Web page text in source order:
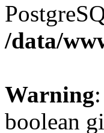
/data/
Warning
boolean